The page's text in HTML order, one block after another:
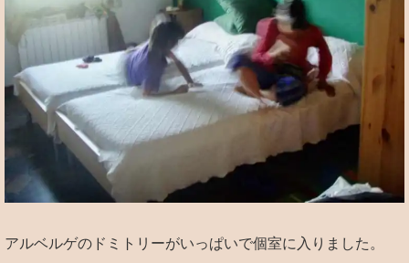
アルベルゲのドミトリーがいっぱいで個室に入りました。